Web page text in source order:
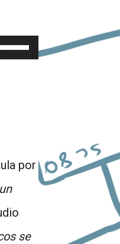
Utiliza
abajo
para
por
se